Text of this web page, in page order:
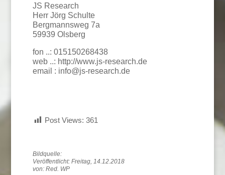
JS Research
Herr Jörg Schulte
Bergmannsweg 7a
59939 Olsberg
fon ..: 015150268438
web ..: http://www.js-research.de
email : info@js-research.de
Post Views: 361
Veröffentlicht: Freitag, 14.12.2018
von: Red. WP